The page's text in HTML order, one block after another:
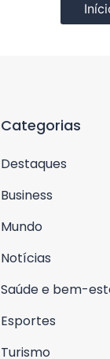
Categorias
Destaques
Business
Mundo
Notícias
Saúde e bem-
Esportes
Turismo